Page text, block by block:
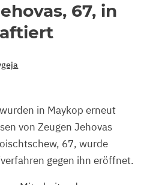
67, in
in Maykop erneut
von Zeugen Jehovas
67, wurde
gegen ihn eröffnet.